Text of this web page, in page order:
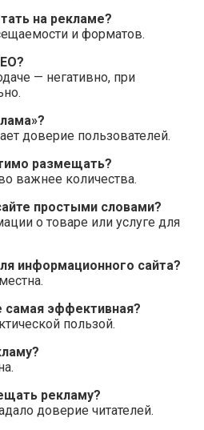
на рекламе?
и форматов.
— негативно, при
доверие пользователей.
размещать?
важнее количества.
простыми словами?
о товаре или услуге для
информационного сайта?
самая эффективная?
пользой.
рекламу?
доверие читателей.